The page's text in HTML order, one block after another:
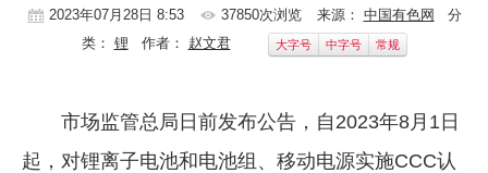
有色市场
2023年07月28日 8:53 37850次浏览 来源： 中国有色网 分
类： 锂 作者： 赵文君 大字号 中字号 常规
市场监管总局日前发布公告，自2023年8月1日
起，对锂离子电池和电池组、移动电源实施CCC认